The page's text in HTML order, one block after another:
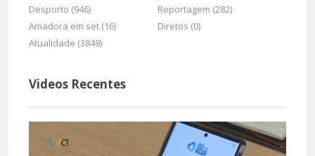
Desporto (946)
Reportagem (282)
Amadora em set (16)
Diretos (0)
Atualidade (3849)
Videos Recentes